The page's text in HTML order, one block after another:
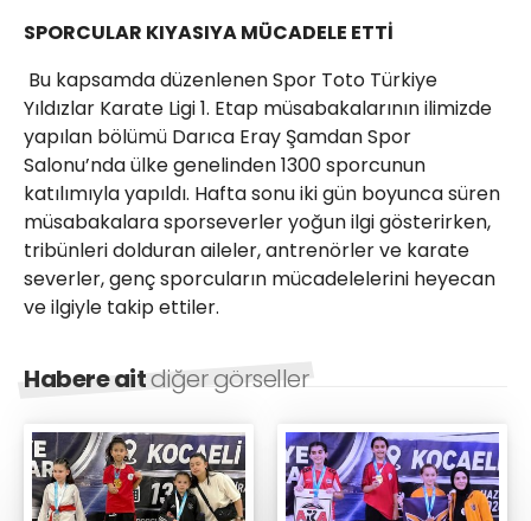
SPORCULAR KIYASIYA MÜCADELE ETTİ
Bu kapsamda düzenlenen Spor Toto Türkiye
Yıldızlar Karate Ligi 1. Etap müsabakalarının ilimizde
yapılan bölümü Darıca Eray Şamdan Spor
Salonu’nda ülke genelinden 1300 sporcunun
katılımıyla yapıldı. Hafta sonu iki gün boyunca süren
müsabakalara sporseverler yoğun ilgi gösterirken,
tribünleri dolduran aileler, antrenörler ve karate
severler, genç sporcuların mücadelelerini heyecan
ve ilgiyle takip ettiler.
Habere aitdiğer görseller